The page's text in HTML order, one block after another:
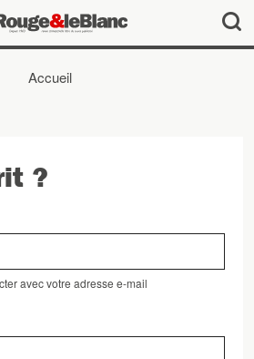
Accueil
?
avec votre adresse e-mail